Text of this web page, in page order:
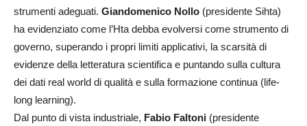
strumenti adeguati. Giandomenico Nollo (presidente Sihta)
ha evidenziato come l’Hta debba evolversi come strumento di
governo, superando i propri limiti applicativi, la scarsità di
evidenze della letteratura scientifica e puntando sulla cultura
dei dati real world di qualità e sulla formazione continua (life-
long learning).
Dal punto di vista industriale, Fabio Faltoni (presidente